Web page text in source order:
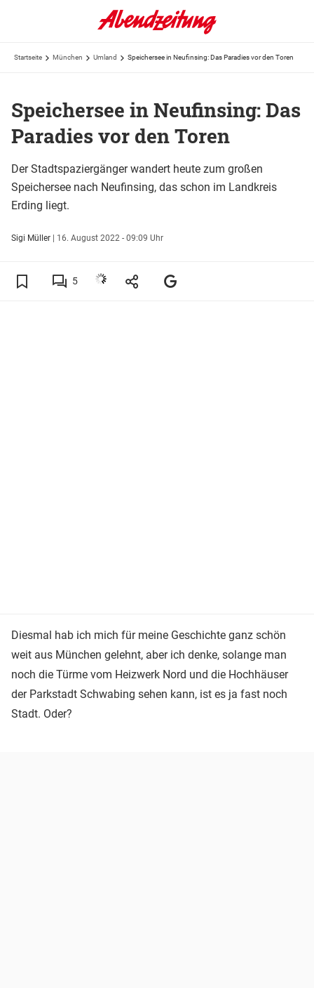
Startseite München Umland Speichersee in Neufinsing: Das Paradies vor den Toren
Speichersee in Neufinsing: Das
Paradies vor den Toren
Der Stadtspaziergänger wandert heute zum großen
Speichersee nach Neufinsing, das schon im Landkreis
Erding liegt.
Sigi Müller | 16. August 2022 - 09:09 Uhr
5
Diesmal hab ich mich für meine Geschichte ganz schön
weit aus München gelehnt, aber ich denke, solange man
noch die Türme vom Heizwerk Nord und die Hochhäuser
der Parkstadt Schwabing sehen kann, ist es ja fast noch
Stadt. Oder?